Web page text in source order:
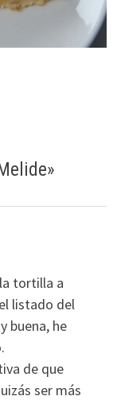
»
tortilla a
listado del
buena, he
de que
ser más